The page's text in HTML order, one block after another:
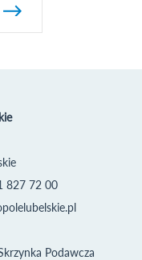
827 72 00
Podawcza